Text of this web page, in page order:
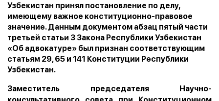
Узбекистан принял постановление по делу,
имеющему важное конституционно-правовое
значение. Данным документом абзац пятый части
третьей статьи 3 Закона Республики Узбекистан
«Об адвокатуре» был признан соответствующим
статьям 29, 65 и 141 Конституции Республики
Узбекистан.
Заместитель председателя Научно-